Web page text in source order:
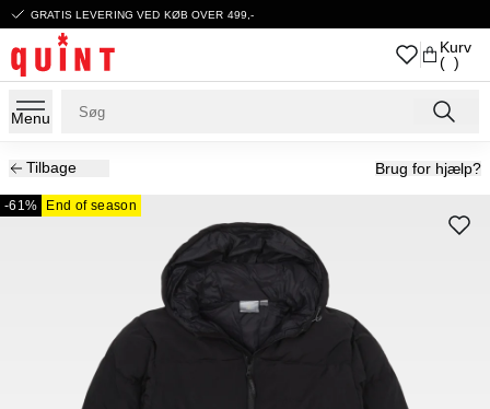
GRATIS LEVERING VED KØB OVER 499,-
Kurv
( )
Menu
Tilbage Brug for hjælp?
-61% End of season